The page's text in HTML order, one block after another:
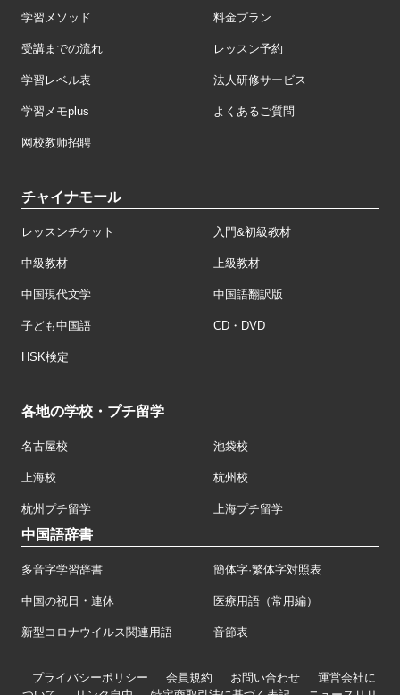
学習メソッド 料金プラン
受講までの流れ レッスン予約
学習レベル表 法人研修サービス
学習メモplus よくあるご質問
网校教师招聘
チャイナモール
レッスンチケット 入門&初級教材
中級教材 上級教材
中国現代文学 中国語翻訳版
子ども中国語 CD・DVD
HSK検定
各地の学校・プチ留学
名古屋校 池袋校
上海校 杭州校
杭州プチ留学 上海プチ留学
中国語辞書
多音字学習辞書 簡体字·繁体字対照表
中国の祝日・連休 医療用語（常用編）
新型コロナウイルス関連用語 音節表
プライバシーポリシー 会員規約 お問い合わせ
運営会社に